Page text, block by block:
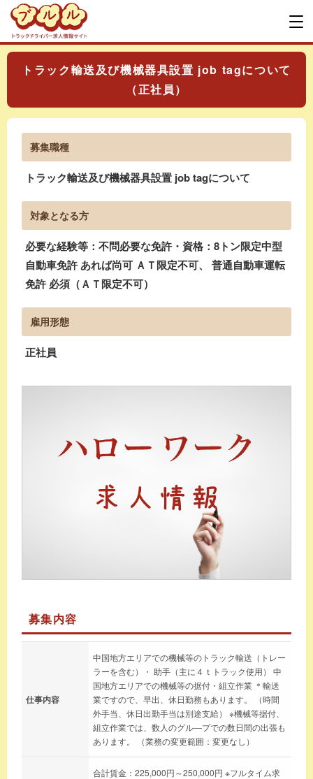
トラック輸送及び機械器具設置 job tagについて
（正社員）
募集職種
トラック輸送及び機械器具設置 job tagについて
対象となる方
必要な経験等：不問必要な免許・資格：8トン限定中型
自動車免許 あれば尚可 ＡＴ限定不可、 普通自動車運転
免許 必須（ＡＴ限定不可）
雇用形態
正社員
募集内容
仕事内容
中国地方エリアでの機械等のトラック輸送（トレー
ラーを含む）・ 助手（主に４ｔトラック使用） 中
国地方エリアでの機械等の据付・組立作業 ＊輸送
業ですので、早出、休日勤務もあります。 （時間
外手当、休日出勤手当は別途支給） ※機械等据付、
組立作業では、数人のグル―プでの数日間の出張も
あります。 （業務の変更範囲：変更なし）
合計賃金：225,000円～250,000円 ※フルタイム求